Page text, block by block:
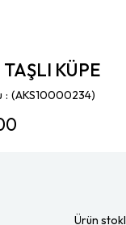
KÜPE
(AKS10000234)
Ürün